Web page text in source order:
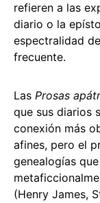
refieren a las
diario o la
espectralidad
frecuente.
Las Prosas
que sus diarios
conexión más
afines, pero el
genealogías
(Henry James,